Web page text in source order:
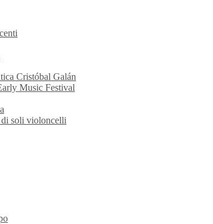
Cristóbal Galán
Music Festival
di soli violoncelli